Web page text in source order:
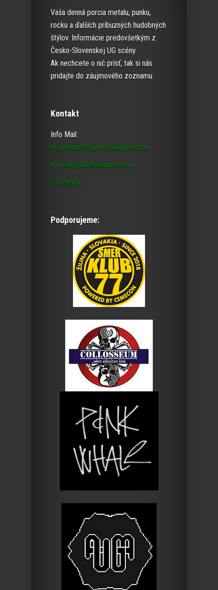
Vaša denná porcia metalu, punku,
rocku a ďalších príbuzných hudobných
štýlov. Informácie predovšetkým z
Česko-Slovenskej UG scény.
Ak nechcete o nič prísť, tak si nás
pridajte do záujmového zoznamu.
Kontakt
Info Mail:
metalexpress@metalexpress.sk
mrtvolka@metalexpress.sk
Facebook
Podporujeme: